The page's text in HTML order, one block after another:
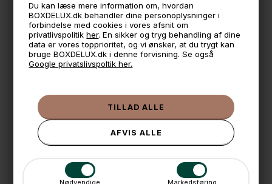
Du kan læse mere information om, hvordan
BOXDELUX.dk behandler dine personoplysninger i
forbindelse med cookies i vores afsnit om
privatlivspolitikher. En sikker og tryg behandling af dine
data er vores topprioritet, og vi ønsker, at du trygt kan
bruge BOXDELUX.dk i denne forvisning. Se også
Google privatslivspoltik her.
🕚 Bestil inden 11 & vi sender samme dag på hverdage
🧺 Kan du lægge varen i kurven, er den på lager
🌟 4,9 med over 1200 anmeldelser ★★★★★
📦 Fragtfri v. køb over 999,- ellers fra 49,- med GLS
📱 Kundeservice 50446800 (9-12)
Kundeservice
ANDRE IDÉER